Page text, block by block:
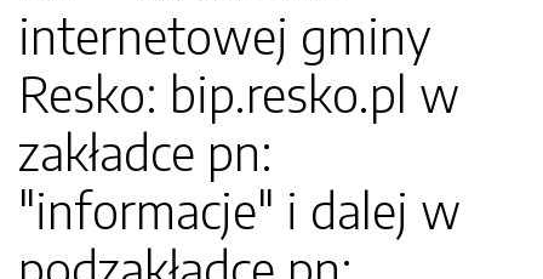
internetowej gminy
Resko: bip.resko.pl w
zakładce pn:
"informacje" i dalej w